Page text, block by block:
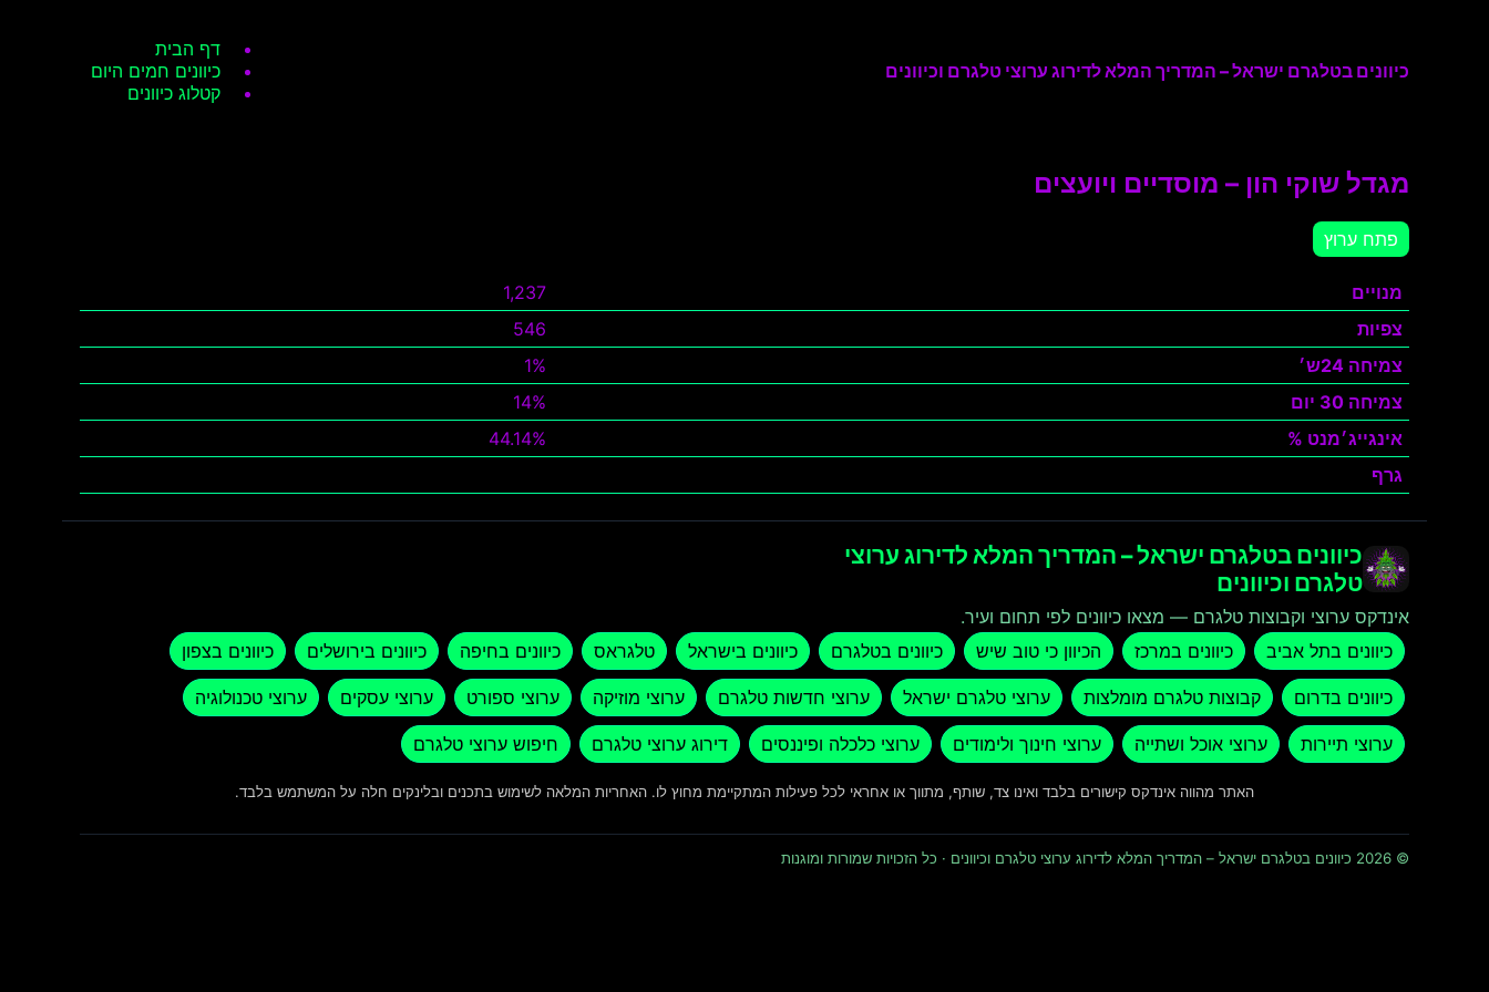
כיוונים בטלגרם ישראל – המדריך המלא לדירוג ערוצי טלגרם וכיוונים
דף הבית
כיוונים חמים היום
קטלוג כיוונים
מגדל שוקי הון – מוסדיים ויועצים
פתח ערוץ
מנויים
1,237
צפיות
546
צמיחה 24ש׳
1%
צמיחה 30 יום
14%
אינגייג׳מנט %
44.14%
גרף
כיוונים בטלגרם ישראל – המדריך המלא לדירוג ערוצי
טלגרם וכיוונים
אינדקס ערוצי וקבוצות טלגרם — מצאו כיוונים לפי תחום ועיר.
כיוונים בתל אביב
כיוונים במרכז הכיוון כי טוב שיש כיוונים בטלגרם כיוונים בישראל טלגראס כיוונים בחיפה כיוונים בירושלים כיוונים בצפון
כיוונים בדרום קבוצות טלגרם מומלצות ערוצי טלגרם ישראל ערוצי חדשות טלגרם ערוצי מוזיקה ערוצי ספורט ערוצי עסקים ערוצי טכנולוגיה
ערוצי תיירות ערוצי אוכל ושתייה ערוצי חינוך ולימודים ערוצי כלכלה ופיננסים דירוג ערוצי טלגרם חיפוש ערוצי טלגרם
האתר מהווה אינדקס קישורים בלבד ואינו צד, שותף, מתווך או אחראי לכל פעילות המתקיימת מחוץ לו. האחריות המלאה לשימוש בתכנים ובלינקים חלה על המשתמש בלבד.
© 2026 כיוונים בטלגרם ישראל – המדריך המלא לדירוג ערוצי טלגרם וכיוונים · כל הזכויות שמורות ומוגנות